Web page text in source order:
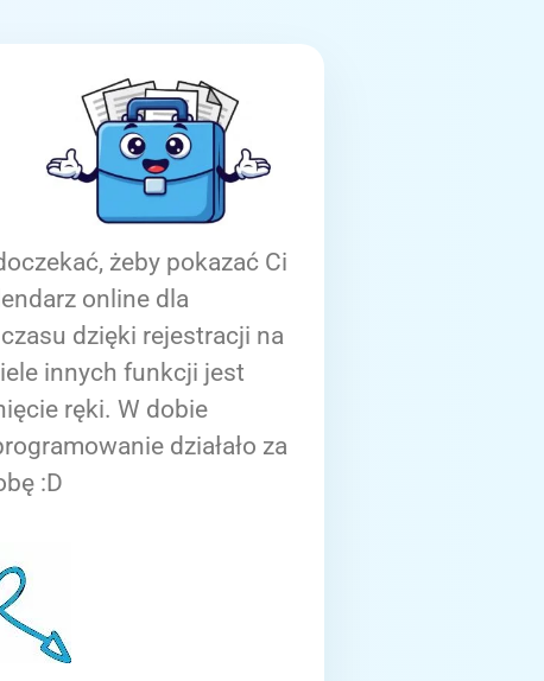
żeby pokazać Ci
online dla
dzięki rejestracji na
innych funkcji jest
ręki. W dobie
działało za
:D